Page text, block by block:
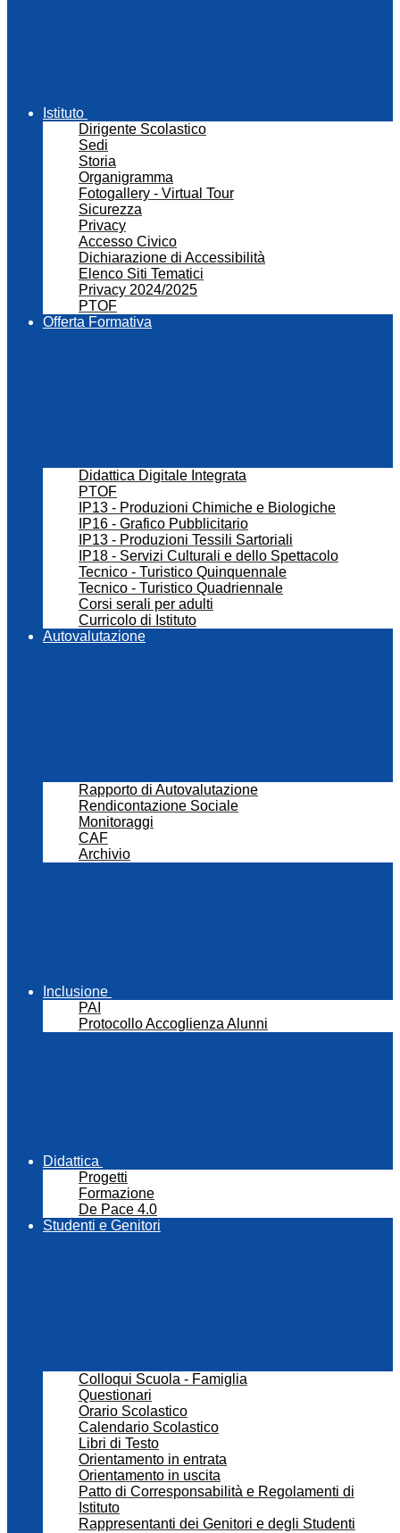
Istituto
Dirigente Scolastico
Sedi
Storia
Organigramma
Fotogallery - Virtual Tour
Sicurezza
Privacy
Accesso Civico
Dichiarazione di Accessibilità
Elenco Siti Tematici
Privacy 2024/2025
PTOF
Offerta Formativa
Didattica Digitale Integrata
PTOF
IP13 - Produzioni Chimiche e Biologiche
IP16 - Grafico Pubblicitario
IP13 - Produzioni Tessili Sartoriali
IP18 - Servizi Culturali e dello Spettacolo
Tecnico - Turistico Quinquennale
Tecnico - Turistico Quadriennale
Corsi serali per adulti
Curricolo di Istituto
Autovalutazione
Rapporto di Autovalutazione
Rendicontazione Sociale
Monitoraggi
CAF
Archivio
Inclusione
PAI
Protocollo Accoglienza Alunni
Didattica
Progetti
Formazione
De Pace 4.0
Studenti e Genitori
Colloqui Scuola - Famiglia
Questionari
Orario Scolastico
Calendario Scolastico
Libri di Testo
Orientamento in entrata
Orientamento in uscita
Patto di Corresponsabilità e Regolamenti di
Istituto
Rappresentanti dei Genitori e degli Studenti